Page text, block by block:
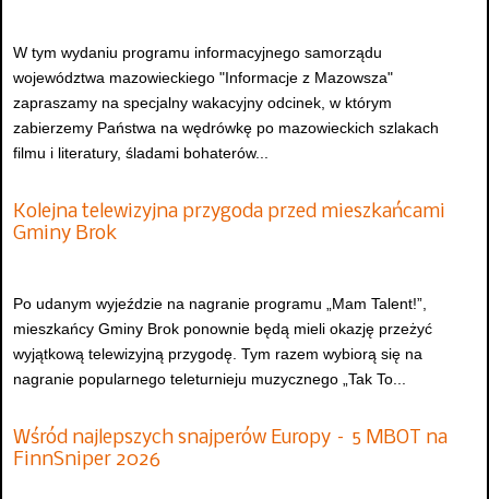
W tym wydaniu programu informacyjnego samorządu
województwa mazowieckiego "Informacje z Mazowsza"
zapraszamy na specjalny wakacyjny odcinek, w którym
zabierzemy Państwa na wędrówkę po mazowieckich szlakach
filmu i literatury, śladami bohaterów...
Kolejna telewizyjna przygoda przed mieszkańcami
Gminy Brok
Po udanym wyjeździe na nagranie programu „Mam Talent!”,
mieszkańcy Gminy Brok ponownie będą mieli okazję przeżyć
wyjątkową telewizyjną przygodę. Tym razem wybiorą się na
nagranie popularnego teleturnieju muzycznego „Tak To...
Wśród najlepszych snajperów Europy – 5 MBOT na
FinnSniper 2026